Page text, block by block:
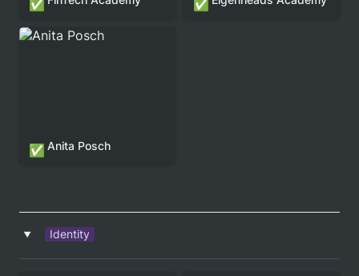
✅ ✅
Anita Posch
✅ Anita Posch
‣ Identity